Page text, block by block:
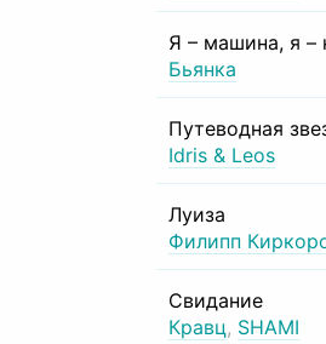
Я – машина, я –
Бьянка
Путеводная
Idris & Leos
Луиза
Филипп
Свидание
Кравц, SHAMI